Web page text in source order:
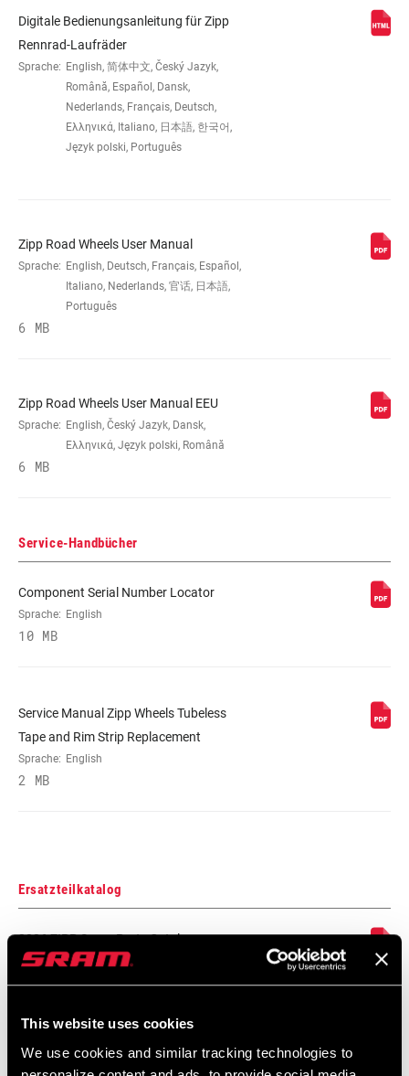
This website uses cookies
We use cookies and similar tracking technologies to
GRÖSSE (LAUFRÄDER)
FELGENKONSTRUKTION Carbon
BREMSKOMPATIBILITÄT Disc (6-bolt)
FELGENPROFIL Asymmetrical, n/a
FELGENOBERFLÄCHE
SRAM/Shimano Road
MAX. REIFENDRUCK 125psi
MAX. EMPFOHLENES
SYSTEMGEWICHT
SPEICHENLÄNGE NAS
Black, Blue, Green, Pink, Red,
Digitale Bedienungsanleitung für Zipp
Rennrad-Laufräder
Sprache: English, 简体中文, Český Jazyk,
Română, Español, Dansk,
Nederlands, Français, Deutsch,
Ελληνικά, Italiano, 日本語, 한국어,
Język polski, Português
Zipp Road Wheels User Manual
Sprache: English, Deutsch, Français, Español,
Italiano, Nederlands, 官话, 日本語,
Português
6 MB
Zipp Road Wheels User Manual EEU
Sprache: English, Český Jazyk, Dansk,
Ελληνικά, Język polski, Română
6 MB
Service-Handbücher
Component Serial Number Locator
Sprache: English
10 MB
Service Manual Zipp Wheels Tubeless
Tape and Rim Strip Replacement
Sprache: English
2 MB
Ersatzteilkatalog
2026 ZIPP Spare Parts Catalog
24 MB